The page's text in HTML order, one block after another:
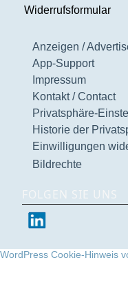
Widerrufsformular
Anzeigen /
App-Support
Impressum
Kontakt / Contact
Privatsphäre-
Historie der
Einwilligungen
Bildrechte
FOLGEN SIE UNS
WordPress Cookie-Hinweis